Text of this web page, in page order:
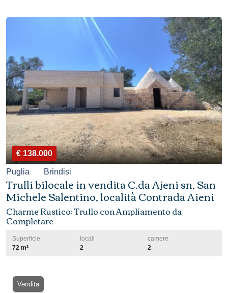
€ 138.000
Puglia Brindisi
Trulli bilocale in vendita C.da Ajeni sn, San
Michele Salentino, località Contrada Aieni
Charme Rustico: Trullo con Ampliamento da
Completare
Superficie
72 m²
locali
2
camere
2
Vendita